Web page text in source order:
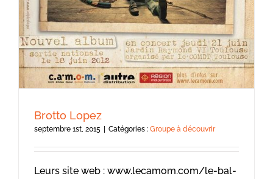
Brotto Lopez
septembre 1st, 2015 Catégories : Groupe à découvrir
Leurs site web : www.lecamom.com/le-bal-